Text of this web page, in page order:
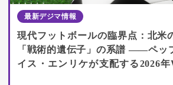
最新デジマ情報
現代フットボールの臨界点：北米
「戦術的遺伝子」の系譜 ――ペッ
イス・エンリケが支配する2026